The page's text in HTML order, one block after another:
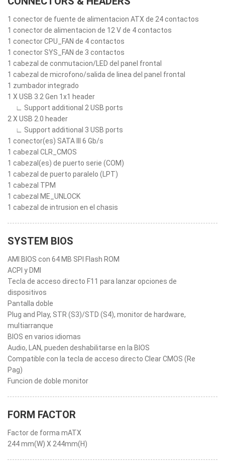
1 conector de fuente de alimentacion ATX de 24 contactos
1 conector de alimentacion de 12 V de 4 contactos
1 conector CPU_FAN de 4 contactos
1 conector SYS_FAN de 3 contactos
1 cabezal de conmutacion/LED del panel frontal
1 cabezal de microfono/salida de linea del panel frontal
1 zumbador integrado
1 X USB 3.2 Gen 1x1 header
∟ Support additional 2 USB ports
2 X USB 2.0 header
∟ Support additional 3 USB ports
1 conector(es) SATA III 6 Gb/s
1 cabezal CLR_CMOS
1 cabezal(es) de puerto serie (COM)
1 cabezal de puerto paralelo (LPT)
1 cabezal TPM
1 cabezal ME_UNLOCK
1 cabezal de intrusion en el chasis
SYSTEM BIOS
AMI BIOS con 64 MB SPI Flash ROM
ACPI y DMI
Tecla de acceso directo F11 para lanzar opciones de
dispositivos
Pantalla doble
Plug and Play, STR (S3)/STD (S4), monitor de hardware,
multiarranque
BIOS en varios idiomas
Audio, LAN, pueden deshabilitarse en la BIOS
Compatible con la tecla de acceso directo Clear CMOS (Re
Pag)
Funcion de doble monitor
FORM FACTOR
Factor de forma mATX
244 mm(W) X 244mm(H)